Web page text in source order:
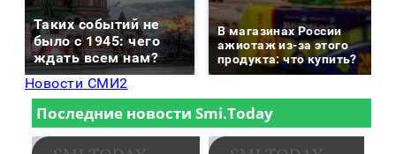
Таких событий не
было с 1945: чего
ждать всем нам?
В магазинах России
ажиотаж из-за этого
продукта: что купить?
Новости СМИ2